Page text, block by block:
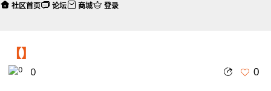
【】
0 0
社区首页 论坛 商城 登录